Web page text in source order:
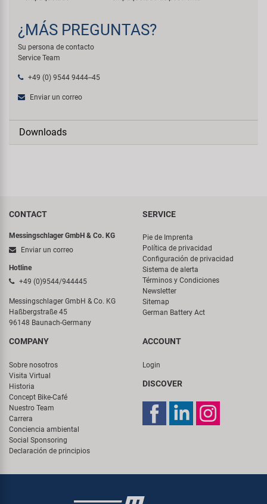
¿MÁS PREGUNTAS?
Su persona de contacto
Service Team
+49 (0) 9544 9444--45
Enviar un correo
Downloads
CONTACT
Messingschlager GmbH & Co. KG
Enviar un correo
Hotline
+49 (0)9544/944445
Messingschlager GmbH & Co. KG
Haßbergstraße 45
96148 Baunach-Germany
SERVICE
Pie de Imprenta
Política de privacidad
Configuración de privacidad
Sistema de alerta
Términos y Condiciones
Newsletter
Sitemap
German Battery Act
COMPANY
Sobre nosotros
Visita Virtual
Historia
Concept Bike-Café
Nuestro Team
Carrera
Conciencia ambiental
Social Sponsoring
Declaración de principios
ACCOUNT
Login
DISCOVER